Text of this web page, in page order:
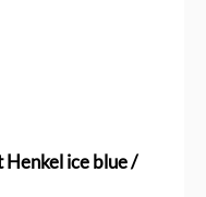
ice blue /